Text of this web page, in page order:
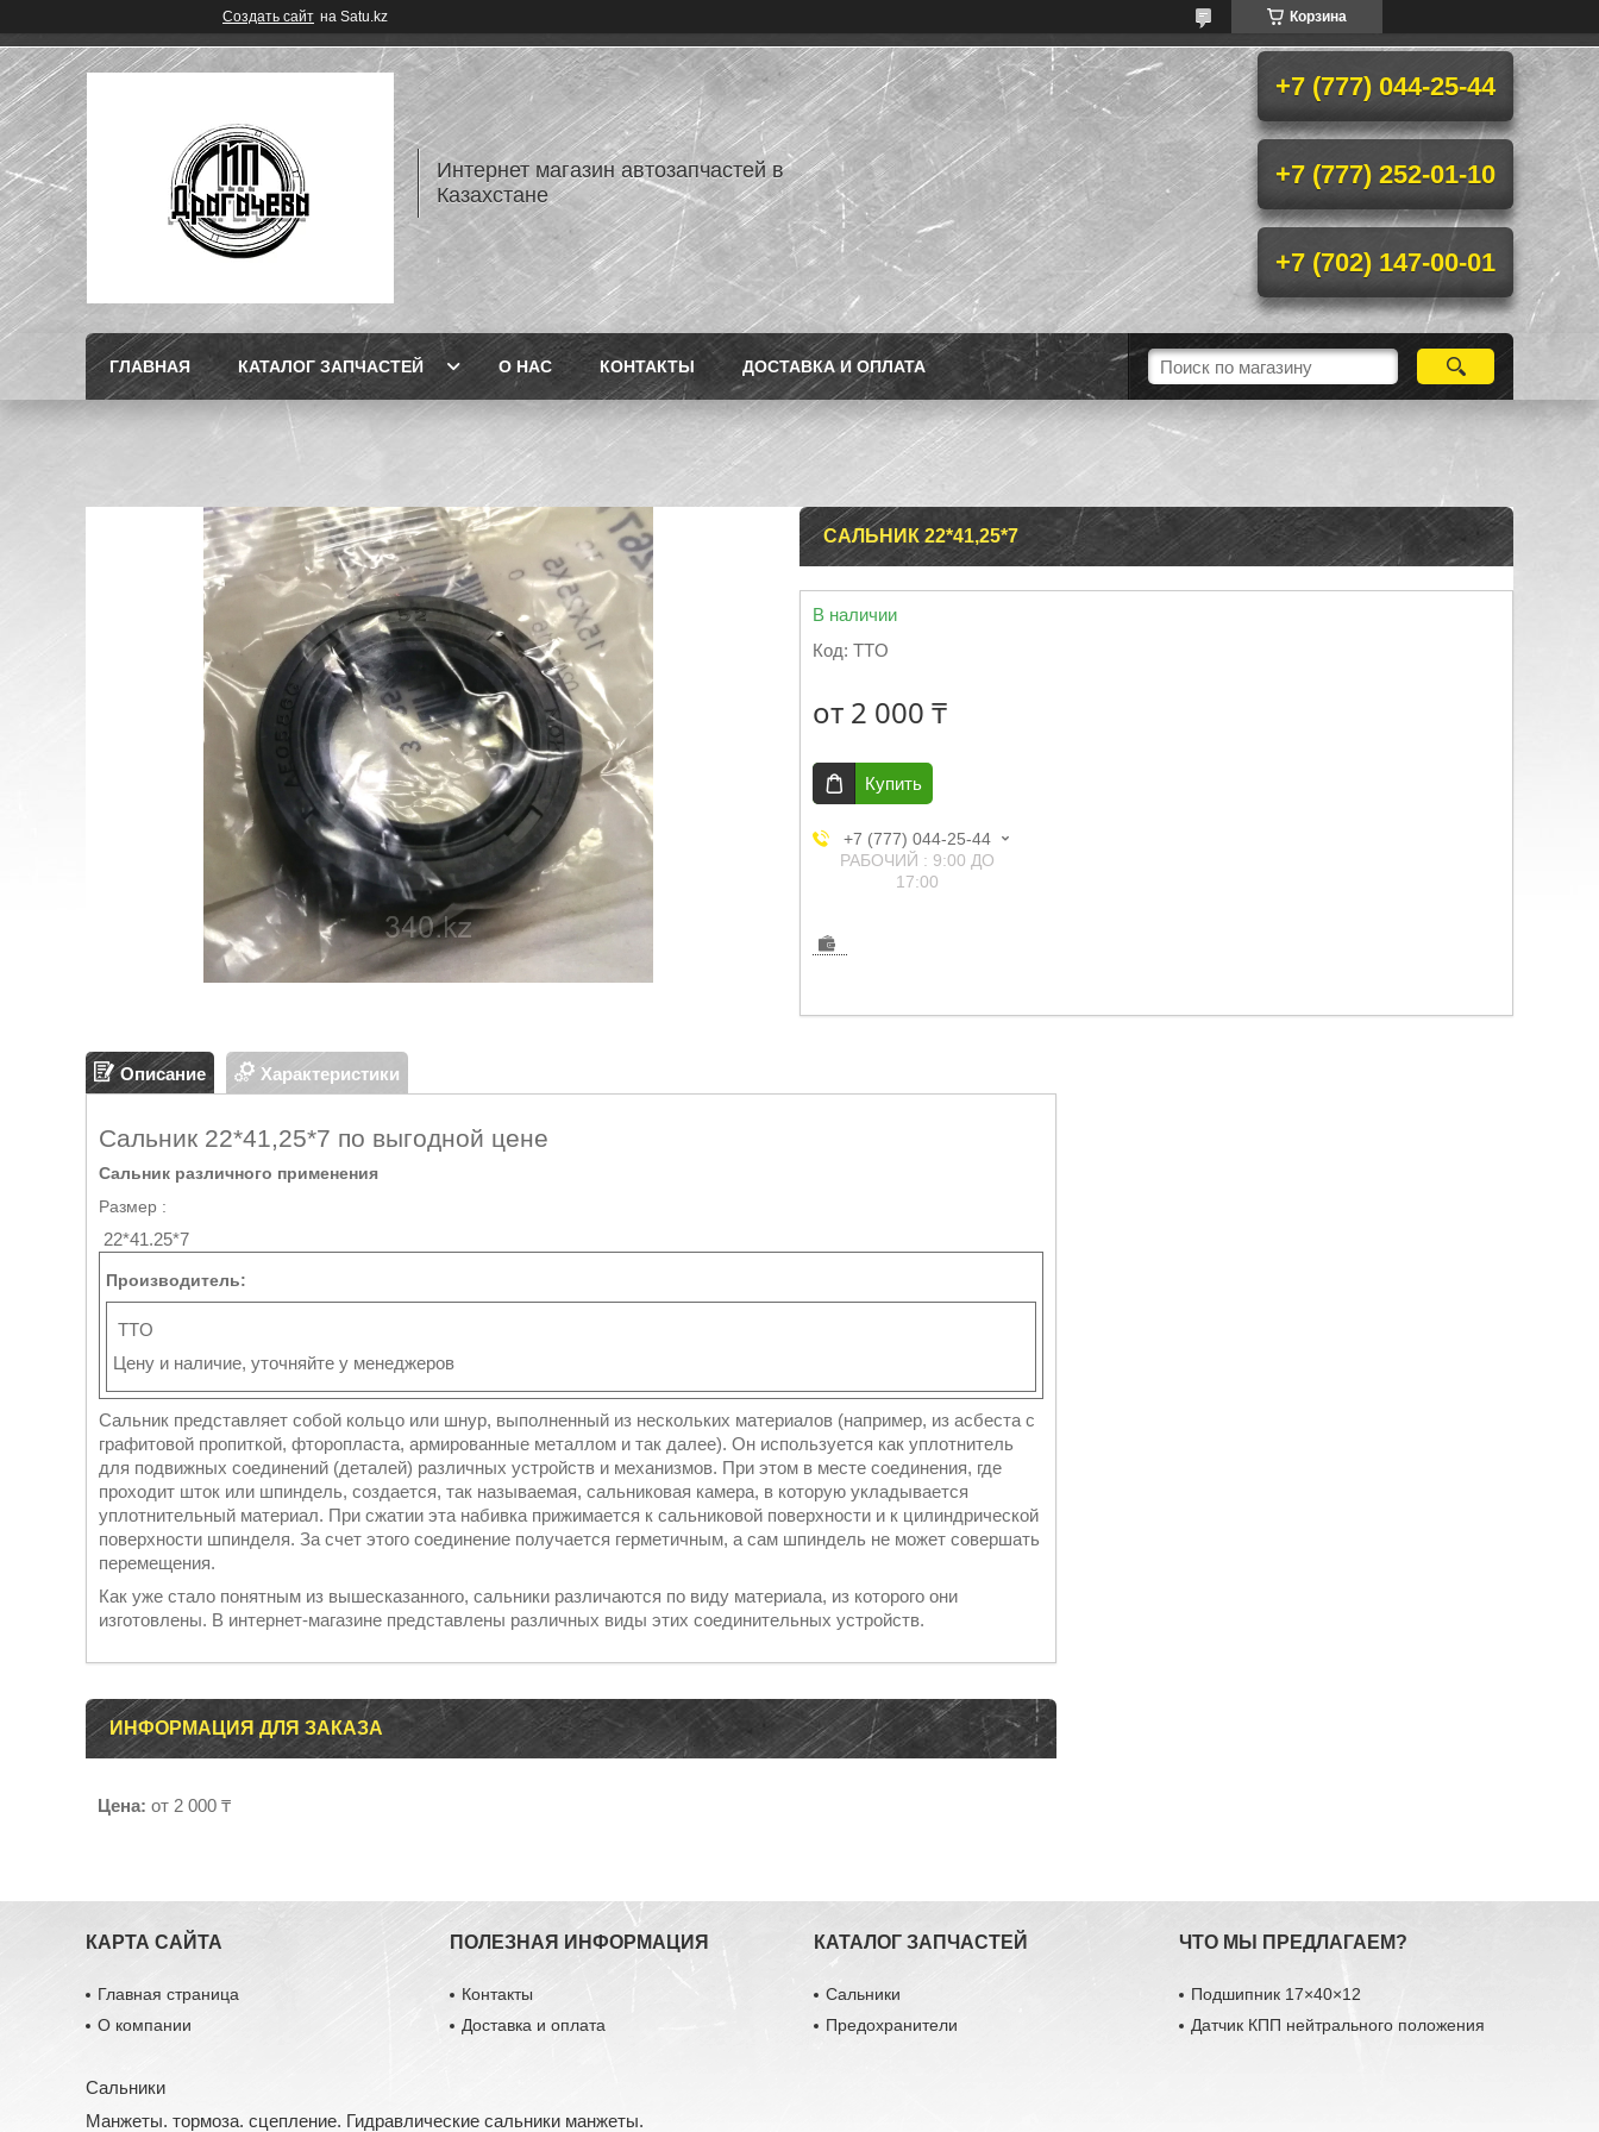
Создать сайт на Satu.kz Корзина
Интернет магазин автозапчастей в
Казахстане
+7 (777) 044-25-44
+7 (777) 252-01-10
+7 (702) 147-00-01
ГЛАВНАЯ КАТАЛОГ ЗАПЧАСТЕЙ О НАС КОНТАКТЫ ДОСТАВКА И ОПЛАТА
САЛЬНИК 22*41,25*7
В наличии
Код: TTO
от 2 000 ₸
Купить
+7 (777) 044-25-44
РАБОЧИЙ : 9:00 ДО
17:00
Описание Характеристики
Сальник 22*41,25*7 по выгодной цене
Сальник различного применения
Размер :
22*41.25*7
Производитель:
TTO
Цену и наличие, уточняйте у менеджеров
Сальник представляет собой кольцо или шнур, выполненный из нескольких материалов (например, из асбеста с
графитовой пропиткой, фторопласта, армированные металлом и так далее). Он используется как уплотнитель
для подвижных соединений (деталей) различных устройств и механизмов. При этом в месте соединения, где
проходит шток или шпиндель, создается, так называемая, сальниковая камера, в которую укладывается
уплотнительный материал. При сжатии эта набивка прижимается к сальниковой поверхности и к цилиндрической
поверхности шпинделя. За счет этого соединение получается герметичным, а сам шпиндель не может совершать
перемещения.
Как уже стало понятным из вышесказанного, сальники различаются по виду материала, из которого они
изготовлены. В интернет-магазине представлены различных виды этих соединительных устройств.
ИНФОРМАЦИЯ ДЛЯ ЗАКАЗА
Цена: от 2 000 ₸
КАРТА САЙТА
Главная страница
О компании
ПОЛЕЗНАЯ ИНФОРМАЦИЯ
Контакты
Доставка и оплата
КАТАЛОГ ЗАПЧАСТЕЙ
Сальники
Предохранители
ЧТО МЫ ПРЕДЛАГАЕМ?
Подшипник 17×40×12
Датчик КПП нейтрального положения
Сальники
Манжеты. тормоза. сцепление. Гидравлические сальники манжеты.